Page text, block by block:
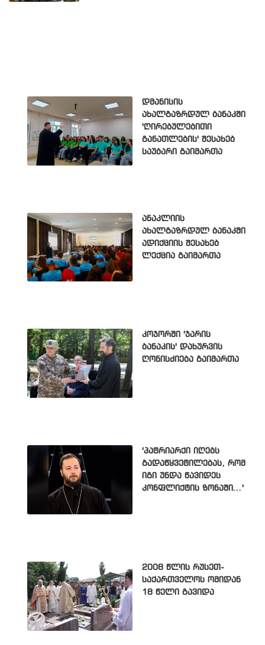
დმანისის
ახალგაზრდულ ბანაკში
'ღირებულებითი
განათლების' შესახებ
საუბარი გაიმართა
ანაკლიის
ახალგაზრდულ ბანაკში
ადიქციის შესახებ
ლექცია გაიმართა
კოჯორში 'ჯარის
ბანაკის' დახურვის
ღონისძიება გაიმართა
'პატრიარქი იღებს
გადაწყვეტილებას, რომ
იგი უნდა წავიდეს
კონფლიქტის ზონაში...'
2008 წლის რუსეთ-
საქართველოს ომიდან
18 წელი გავიდა